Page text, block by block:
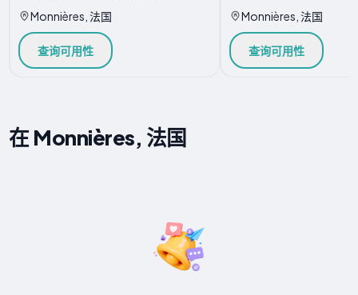
Monnières, 法国
查询可用性
Monnières, 法国
查询可用性
在 Monnières, 法国